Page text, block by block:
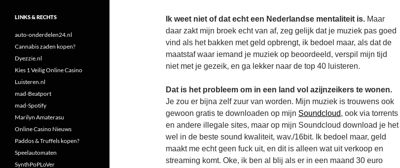
Ik weet niet of dat echt een Nederlandse mentaliteit is. Maar
daar zakt mijn broek echt van af, zeg gelijk dat je muziek pas goed
vind als het bakken met geld opbrengt, ik bedoel maar, als dat de
maatstaf waar iemand je muziek op beoordeeld, verspil mijn tijd
niet met je gezeik, en ga lekker naar de top 40 luisteren.
Dat is het probleem om in een land vol azijnzeikers te wonen.
Je zou er bijna zelf zuur van worden. Mijn muziek is trouwens ook
gewoon gratis te downloaden op mijn Soundcloud, ook via torrents
en andere illegale sites, maar op mijn Soundcloud download je het
wel in de beste sound kwaliteit, wav./16bit. Ik bedoel maar, geld
maakt me echt geen fuck uit, en dit is alleen wat uit verkoop en
streaming komt. Oke, ik ben al blij als er in een maand 30 euro
LINKS & RECHTS
auto-onderdelen24.nl
Cannabis zaden kopen?
Dyezzie.nl
Kies 1 Veilig Online Casino
Luisteren.nl
mad-Beatport
mad-Spotify
Marilyn Amaterasu
Online Casino Nieuws
Paddos & Truffels kopen?
Speelautomaten
SynthPoPLoVer